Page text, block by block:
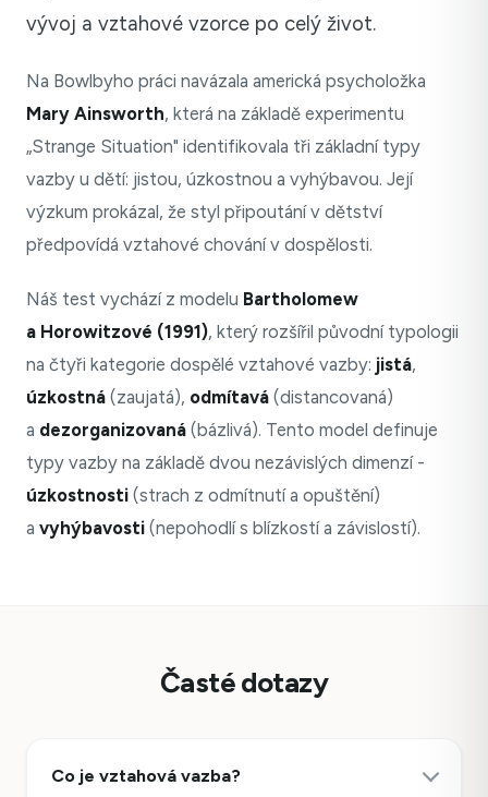
vývoj a vztahové vzorce po celý život.
Na Bowlbyho práci navázala americká psycholožka
Mary Ainsworth, která na základě experimentu
„Strange Situation" identifikovala tři základní typy
vazby u dětí: jistou, úzkostnou a vyhýbavou. Její
výzkum prokázal, že styl připoutání v dětství
předpovídá vztahové chování v dospělosti.
Náš test vychází z modelu Bartholomew
a Horowitzové (1991), který rozšířil původní typologii
na čtyři kategorie dospělé vztahové vazby: jistá,
úzkostná (zaujatá), odmítavá (distancovaná)
a dezorganizovaná (bázlivá). Tento model definuje
typy vazby na základě dvou nezávislých dimenzí -
úzkostnosti (strach z odmítnutí a opuštění)
a vyhýbavosti (nepohodlí s blízkostí a závislostí).
Časté dotazy
Co je vztahová vazba?